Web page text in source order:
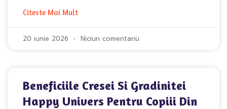
Citeste Mai Mult
20 iunie 2026 Niciun comentariu
Beneficiile Cresei Si Gradinitei
Happy Univers Pentru Copiii Din